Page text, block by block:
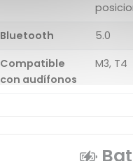
Bluetooth
5.0
Compatible
con audífonos
M3, T4